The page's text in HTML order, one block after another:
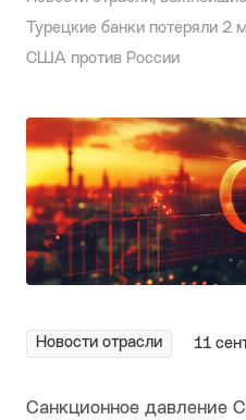
Турецкие банки потеряли 2
США против России
Новости отрасли 11
Санкционное давление